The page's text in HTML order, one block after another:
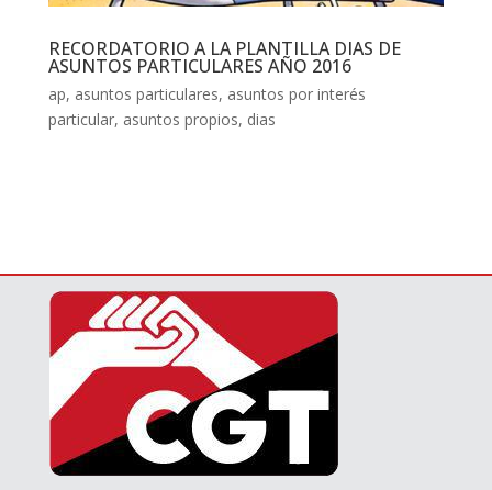
RECORDATORIO A LA PLANTILLA DIAS DE
ASUNTOS PARTICULARES AÑO 2016
ap, asuntos particulares, asuntos por interés
particular, asuntos propios, dias